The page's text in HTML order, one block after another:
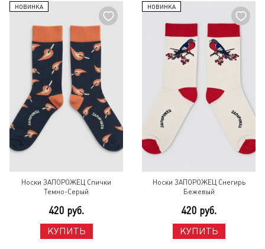
НОВИНКА
Носки ЗАПОРОЖЕЦ Спички
Темно-Серый
420 руб.
КУПИТЬ
НОВИНКА
Носки ЗАПОРОЖЕЦ Снегирь
Бежевый
420 руб.
КУПИТЬ